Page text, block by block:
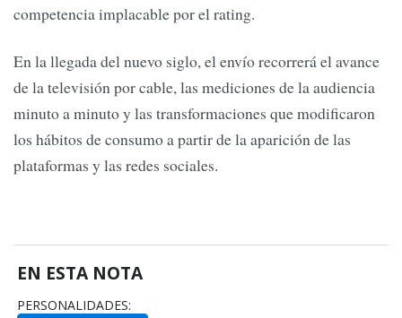
competencia implacable por el rating.
En la llegada del nuevo siglo, el envío recorrerá el avance
de la televisión por cable, las mediciones de la audiencia
minuto a minuto y las transformaciones que modificaron
los hábitos de consumo a partir de la aparición de las
plataformas y las redes sociales.
EN ESTA NOTA
PERSONALIDADES: